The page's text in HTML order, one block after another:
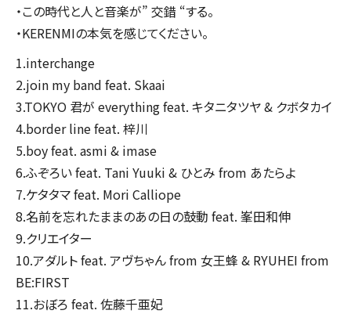
・この時代と人と音楽が” 交錯 “する。
・KERENMIの本気を感じてください。
1.interchange
2.join my band feat. Skaai
3.TOKYO 君が everything feat. キタニタツヤ & クボタカイ
4.border line feat. 梓川
5.boy feat. asmi & imase
6.ふぞろい feat. Tani Yuuki & ひとみ from あたらよ
7.ケタタマ feat. Mori Calliope
8.名前を忘れたままのあの日の鼓動 feat. 峯田和伸
9.クリエイター
10.アダルト feat. アヴちゃん from 女王蜂 & RYUHEI from
BE:FIRST
11.おぼろ feat. 佐藤千亜妃